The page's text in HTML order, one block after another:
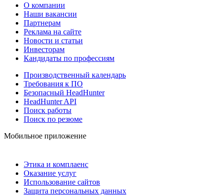
О компании
Наши вакансии
Партнерам
Реклама на сайте
Новости и статьи
Инвесторам
Кандидаты по профессиям
Производственный календарь
Требования к ПО
Безопасный HeadHunter
HeadHunter API
Поиск работы
Поиск по резюме
Мобильное приложение
Этика и комплаенс
Оказание услуг
Использование сайтов
Защита персональных данных